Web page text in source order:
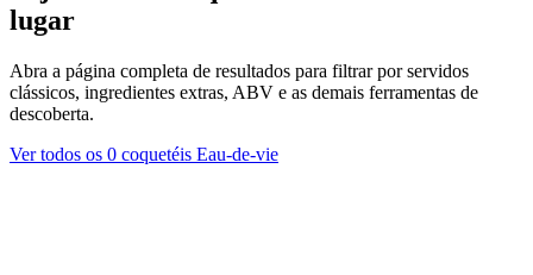
lugar
Abra a página completa de resultados para filtrar por servidos
clássicos, ingredientes extras, ABV e as demais ferramentas de
descoberta.
Ver todos os 0 coquetéis Eau-de-vie